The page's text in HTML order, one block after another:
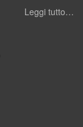
Leggi tutto…